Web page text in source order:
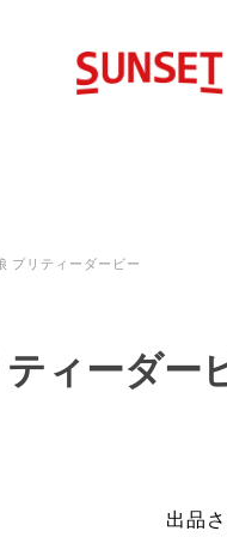
プリティーダービー
ィーダー
出品